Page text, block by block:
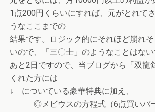
1点200円くらいにすれば、元がとれて
うなここまでの
結果です。ロジック的にそれほど崩れ
いので、「三〇士」のようなことはな
あと2日ですので、当ブログから「双龍
くれた方には
↓ についている豪華特典に加え、
◎メビウスの方程式（6点買いバー